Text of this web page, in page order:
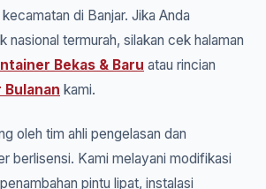
di Banjar. Jika Anda
nasional termurah, silakan cek halaman
Bekas & Baru atau rincian
kami.
oleh tim ahli pengelasan dan
berlisensi. Kami melayani modifikasi
pintu lipat, instalasi